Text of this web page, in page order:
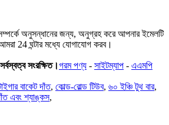
অনুসন্ধানের জন্য, অনুগ্রহ করে আপনার ইমেলটি
24 ঘন্টার মধ্যে যোগাযোগ করব।
সংরক্ষিত।গরম পণ্য - সাইটম্যাপ - এএমপি
বাকেট দাঁত, কোল্ড-রোল্ড টিউব, ৬০ ইঞ্চি টুথ বার,
এবং শ্যাঙ্কস,